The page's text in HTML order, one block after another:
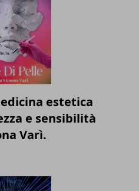
estetica
e sensibilità
Varì.